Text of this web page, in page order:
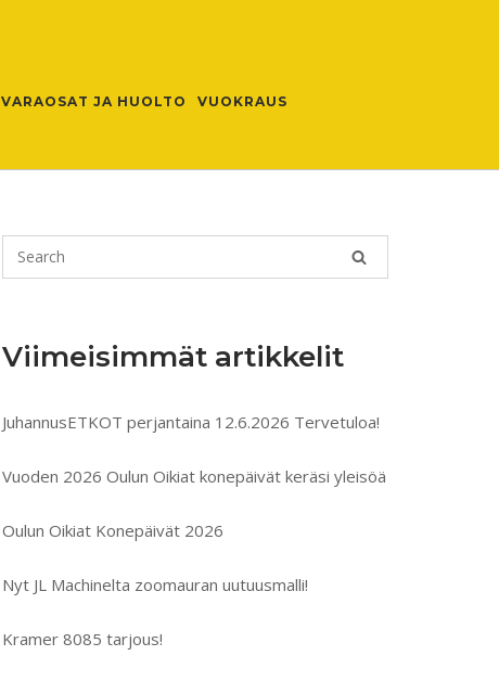
VARAOSAT JA HUOLTO
VUOKRAUS
Viimeisimmät artikkelit
JuhannusETKOT perjantaina 12.6.2026 Tervetuloa!
Vuoden 2026 Oulun Oikiat konepäivät keräsi yleisöä
Oulun Oikiat Konepäivät 2026
Nyt JL Machinelta zoomauran uutuusmalli!
Kramer 8085 tarjous!